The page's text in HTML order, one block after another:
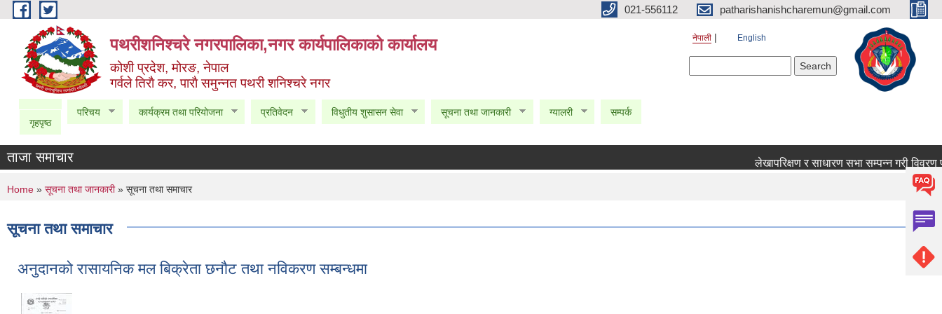
Skip to main content 021-556112 patharishanishcharemun@gmail.com
पथरीशनिश्चरे नगरपालिका,नगर कार्यपालिकाको कार्यालय
कोशी प्रदेश, मोरङ, नेपाल
गर्वले तिराै कर, पाराै समुन्नत पथरी शनिश्चरे नगर
नेपाली English
गृहपृष्ठ
परिचय कार्यक्रम तथा परियोजना प्रतिवेदन विधुतीय शुसासन सेवा सूचना तथा जानकारी ग्यालरी सम्पर्क
ताजा समाचार लेखापरिक्षण र साधारण सभा सम्पन्न गरी विवरण पठाउने
You are here
Home » सूचना तथा जानकारी» सूचना तथा समाचार
सूचना तथा समाचार
अनुदानको रासायनिक मल बिक्रेता छनौट तथा नविकरण सम्बन्धमा